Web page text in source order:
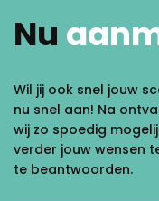
Nu
Wil jij ook snel jouw
nu snel aan! Na
wij zo spoedig
verder jouw wensen
te beantwoorden.